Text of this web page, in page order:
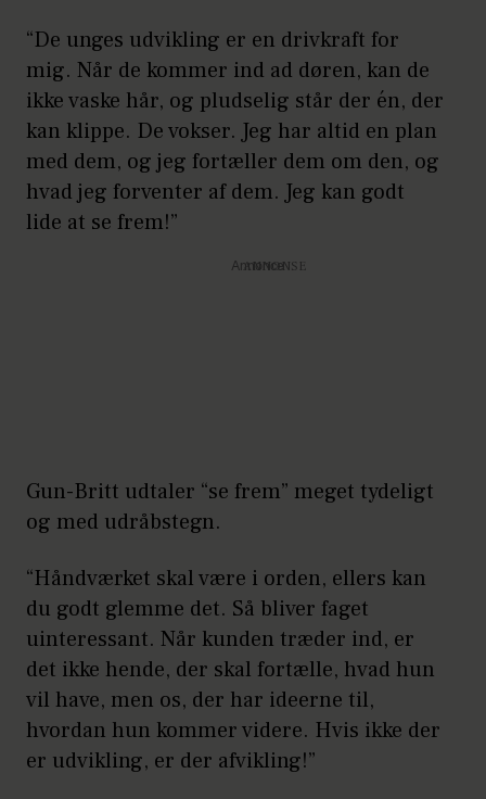
“De unges udvikling er en drivkraft for
mig. Når de kommer ind ad døren, kan de
ikke vaske hår, og pludselig står der én, der
kan klippe. De vokser. Jeg har altid en plan
med dem, og jeg fortæller dem om den, og
hvad jeg forventer af dem. Jeg kan godt
lide at se frem!”
Annonce
Gun-Britt udtaler “se frem” meget tydeligt
og med udråbstegn.
“Håndværket skal være i orden, ellers kan
du godt glemme det. Så bliver faget
uinteressant. Når kunden træder ind, er
det ikke hende, der skal fortælle, hvad hun
vil have, men os, der har ideerne til,
hvordan hun kommer videre. Hvis ikke der
er udvikling, er der afvikling!”